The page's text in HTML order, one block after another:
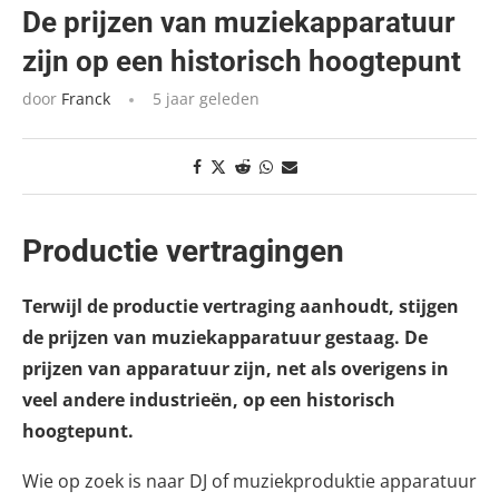
De prijzen van muziekapparatuur
zijn op een historisch hoogtepunt
door Franck 5 jaar geleden
Productie vertragingen
Terwijl de productie vertraging aanhoudt, stijgen
de prijzen van muziekapparatuur gestaag. De
prijzen van apparatuur zijn, net als overigens in
veel andere industrieën, op een historisch
hoogtepunt.
Wie op zoek is naar DJ of muziekproduktie apparatuur